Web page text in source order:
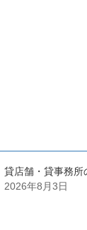
貸店舗・貸事務所
2026年8月3日